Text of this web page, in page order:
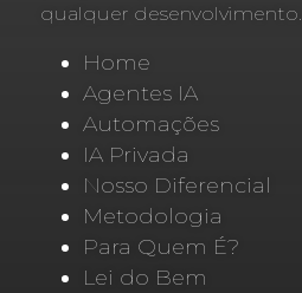
qualquer desenvolvimento.
Home
Agentes IA
Automações
IA Privada
Nosso Diferencial
Metodologia
Para Quem É?
Lei do Bem